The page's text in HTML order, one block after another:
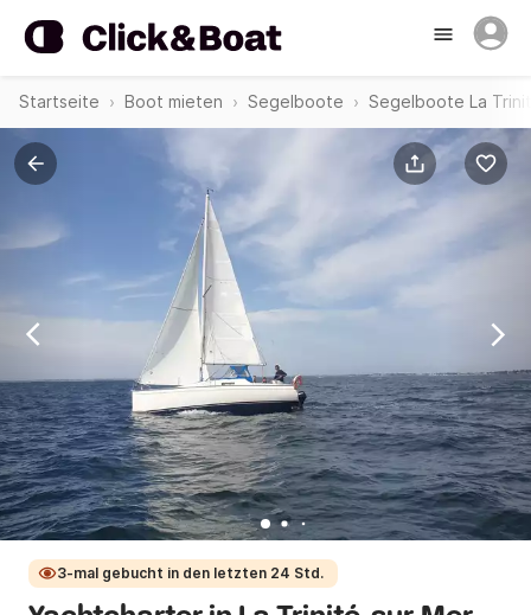
Startseite Boot mieten Segelboote Segelboote La
3-mal gebucht in den letzten 24 Std.